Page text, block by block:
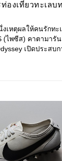
องเที่ยวทะเลบ
เหตุผลให้คนรักทะ
(ไพซีส) คาตามารั
เปิดประสบ
ดวกสบายแบบโรงแ